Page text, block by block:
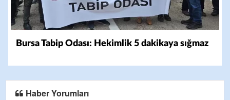
Bursa Tabip Odası: Hekimlik 5 dakikaya sığmaz
Haber Yorumları